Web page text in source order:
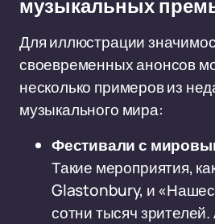
музыкальных
Для иллюстрации
своевременных анонсов
несколько примеров из
музыкального мира:
Фестивали с
Такие мероприятия,
Glastonbury, и
сотни тысяч